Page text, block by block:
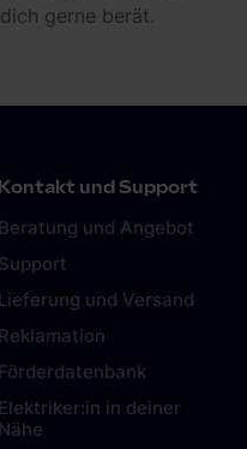
gerne berät.
Kontakt und Support
Beratung und Angebot
Support
Lieferung und Versand
Reklamation
Förderdatenbank
Elektriker:in in deiner
Nähe